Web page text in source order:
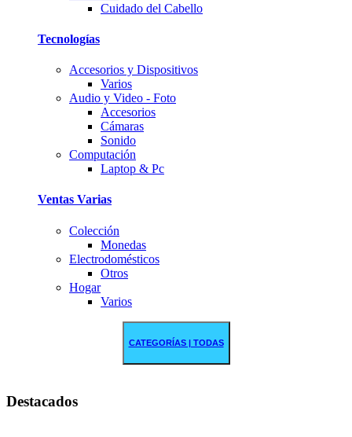
Cuidado del Cabello
Tecnologí­as
Accesorios y Dispositivos
Varios
Audio y Video - Foto
Accesorios
Cámaras
Sonido
Computación
Laptop & Pc
Ventas Varias
Colección
Monedas
Electrodomésticos
Otros
Hogar
Varios
CATEGORÍAS | TODAS
Destacados